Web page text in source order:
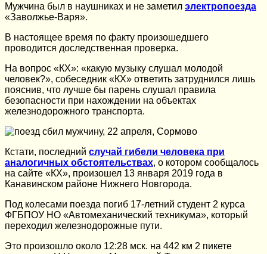
Мужчина был в наушниках и не заметил электропоезда
«Заволжье-Варя».
В настоящее время по факту произошедшего
проводится доследственная проверка.
На вопрос «КХ»: «какую музыку слушал молодой
человек?», собеседник «КХ» ответить затруднился лишь
пояснив, что лучше бы парень слушал правила
безопасности при нахождении на объектах
железнодорожного транспорта.
Кстати, последний случай гибели человека при
аналогичных обстоятельствах, о котором сообщалось
на сайте «КХ», произошел 13 января 2019 года в
Канавинском районе Нижнего Новгорода.
Под колесами поезда погиб 17-летний студент 2 курса
ФГБПОУ НО «Автомеханический техникума», который
переходил железнодорожные пути.
Это произошло около 12:28 мск. на 442 км 2 пикете